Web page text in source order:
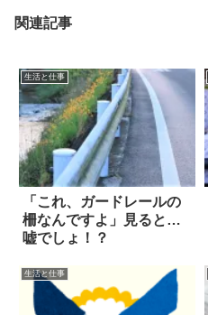
関連記事
生活と仕事
「これ、ガードレールの
柵なんですよ」見ると…
嘘でしょ！？
生活と仕事